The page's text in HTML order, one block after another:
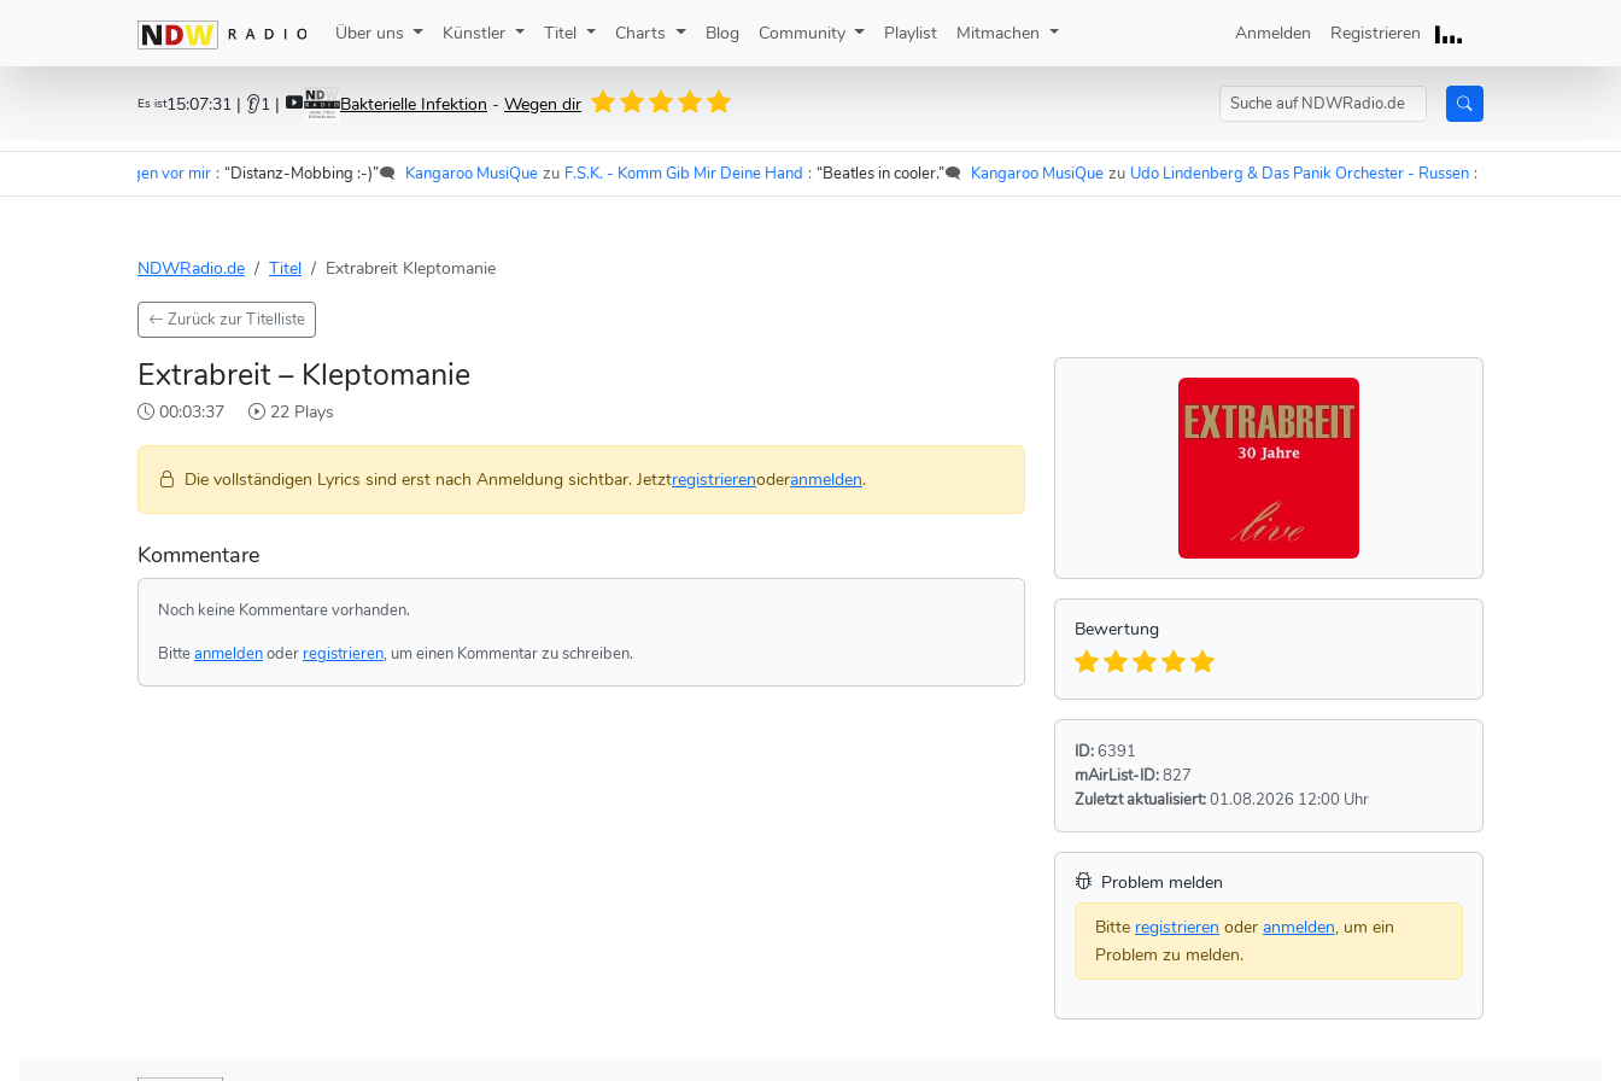
Über uns Künstler Titel Charts Blog Community Playlist Mitmachen Anmelden Registrieren
Es ist15:07:31 | 👂1 | Bakterielle Infektion - Wegen dir
- Im Wagen vor mir : “Distanz-Mobbing :-)”🗨️ Kangaroo MusiQue zu F.S.K. - Komm Gib Mir Deine Hand : “Beatles in cooler.”🗨️ Kangaroo MusiQue zu Udo Lindenberg & Das Panik Orchester - Russen : “In 15 Minuten sind die
NDWRadio.de Titel Extrabreit Kleptomanie
Zurück zur Titelliste
Extrabreit – Kleptomanie
00:03:37 22 Plays
Die vollständigen Lyrics sind erst nach Anmeldung sichtbar. Jetztregistrierenoderanmelden.
Kommentare
Noch keine Kommentare vorhanden.
Bitteanmeldenoder registrieren, um einen Kommentar zu schreiben.
Bewertung
ID:6391
mAirList-ID:827
Zuletzt aktualisiert:01.08.2026 12:00 Uhr
Problem melden
Bitte registrieren oder anmelden, um ein
Problem zu melden.